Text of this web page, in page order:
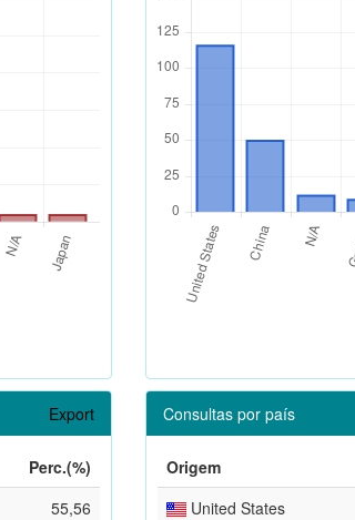
Export
Perc.(%)
55,56
Consultas por país
Origem
United States